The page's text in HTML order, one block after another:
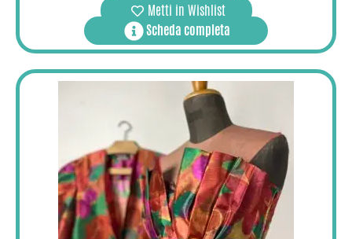
Metti in Wishlist
Scheda completa